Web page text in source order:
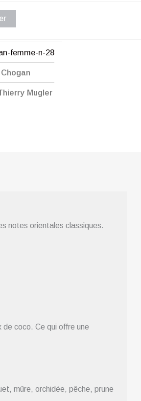
femme-n-28
Mugler
notes orientales classiques.
coco. Ce qui offre une
mûre, orchidée, pêche, prune